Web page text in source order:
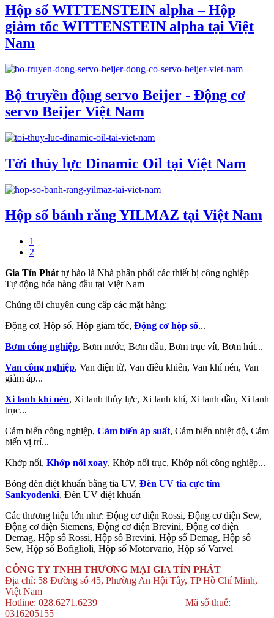
Hộp số WITTENSTEIN alpha – Hộp
giảm tốc WITTENSTEIN alpha tại Việt
Nam
Bộ truyền động servo Beijer - Động cơ
servo Beijer Việt Nam
Tời thủy lực Dinamic Oil tại Việt Nam
Hộp số bánh răng YILMAZ tại Việt Nam
1
2
Gia Tín Phát tự hào là Nhà phân phối các thiết bị công nghiệp –
Tự động hóa hàng đầu tại Việt Nam
Chúng tôi chuyên cung cấp các mặt hàng:
Động cơ, Hộp số, Hộp giảm tốc, Động cơ hộp số...
Bơm công nghiệp, Bơm nước, Bơm dầu, Bơm trục vít, Bơm hút...
Van công nghiệp, Van điện từ, Van điều khiển, Van khí nén, Van
giảm áp...
Xi lanh khí nén, Xi lanh thủy lực, Xi lanh khí, Xi lanh dầu, Xi lanh
trục...
Cảm biến công nghiệp, Cảm biến áp suất, Cảm biến nhiệt độ, Cảm
biến vị trí...
Khớp nối, Khớp nối xoay, Khớp nối trục, Khớp nối công nghiệp...
Bóng đèn diệt khuẩn bằng tia UV, Đèn UV tia cực tím
Sankyodenki, Đèn UV diệt khuẩn
Các thương hiệu lớn như: Động cơ điện Rossi, Động cơ điện Sew,
Động cơ điện Siemens, Động cơ điện Brevini, Động cơ điện
Demag, Hộp số Rossi, Hộp số Brevini, Hộp số Demag, Hộp số
Sew, Hộp số Bofiglioli, Hộp số Motorvario, Hộp số Varvel
CÔNG TY TNHH THƯƠNG MẠI GIA TÍN PHÁT
Địa chỉ: 58 Đường số 45, Phường An Hội Tây, TP Hồ Chí Minh,
Việt Nam
Hotline: 028.6271.6239 Mã số thuế:
0316205155